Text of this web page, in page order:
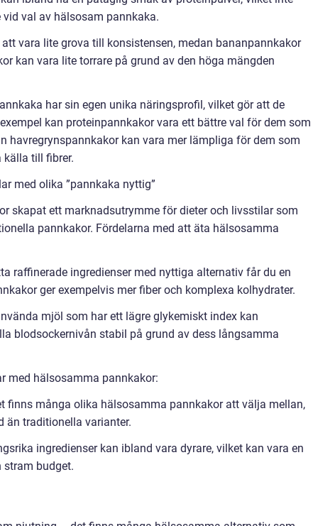
val av hälsosam pannkaka.
vara lite grova till konsistensen, medan bananpannkakor
kan vara lite torrare på grund av den höga mängden
har sin egen unika näringsprofil, vilket gör att de
kan proteinpannkakor vara ett bättre val för dem som
havregrynspannkakor kan vara mer lämpliga för dem som
källa till fibrer.
med olika ”pannkaka nyttig”
skapat ett marknadsutrymme för dieter och livsstilar som
pannkakor. Fördelarna med att äta hälsosamma
raffinerade ingredienser med nyttiga alternativ får du en
ger exempelvis mer fiber och komplexa kolhydrater.
mjöl som har ett lägre glykemiskt index kan
blodsockernivån stabil på grund av dess långsamma
med hälsosamma pannkakor:
finns många olika hälsosamma pannkakor att välja mellan,
än traditionella varianter.
ingredienser kan ibland vara dyrare, vilket kan vara en
stram budget.